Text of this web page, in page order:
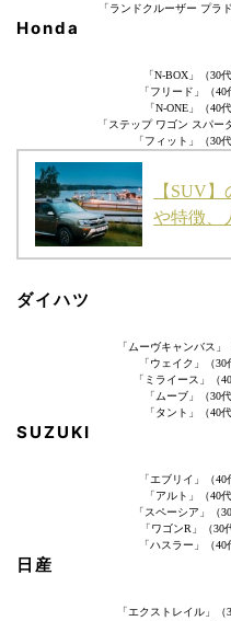
「ランドクルーザー プラ
Honda
「N-BOX」（30
「フリード」（40
「N-ONE」（40
「ステップ ワゴン スパー
「フィット」（30
【SUV
や特徴、
ダイハツ
「ムーヴキャンバス」
「ウェイク」（30
「ミライース」（
「ムーブ」（30
「タント」（40
SUZUKI
「エブリイ」（40
「アルト」（40
「スペーシア」（
「ワゴンR」（30
「ハスラー」（40
日産
「エクストレイル」（